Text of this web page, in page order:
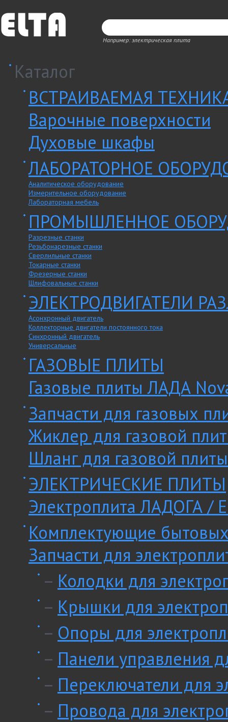
Например: электрическая плита
Каталог
ВСТРАИВАЕМАЯ
Варочные поверхности
Духовые шкафы
ЛАБОРАТОРНОЕ
Аналитическое оборудование
Измерительное оборудование
Лабораторная мебель
ПРОМЫШЛЕННОЕ
Разрезные станки
Резьбонарезные станки
Сверлильные станки
Токарные станки
Фрезерные станки
Шлифовальные станки
ЭЛЕКТРОДВИГАТЕЛИ
Асонхронный двигатель
Коллекторные двигатели постоянного тока
Синхронный двигатель
Универсальные
ГАЗОВЫЕ ПЛИТЫ
Газовые плиты ЛАДА
Запчасти для газовых
Жиклер для газовой
Шланг для газовой плиты
ЭЛЕКТРИЧЕСКИЕ ПЛИТЫ
Электроплита ЛАДОГА /
Комплектующие
Запчасти для
– Колодки для
– Крышки для
– Опоры для
– Панели управления
– Переключатели для
– Провода для